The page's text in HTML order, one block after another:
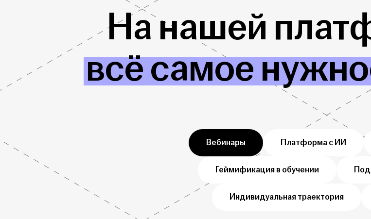
На нашей
всё самое
Вебинары Платформа с ИИ
Геймификация в обучении
Индивидуальная траектория